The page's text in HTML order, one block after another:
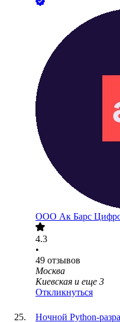
ООО Ак Барс
4.3
•
49 отзывов
Москва
Киевская и еще 3
Откликнуться
Ночной Python-